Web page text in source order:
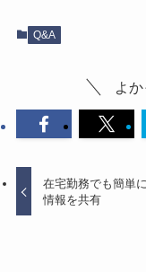
Q&A
よ
在宅勤務でも簡単
情報を共有